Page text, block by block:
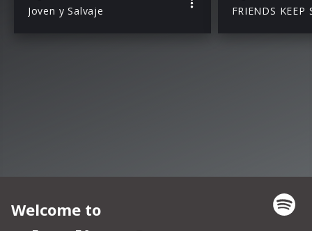
Joven y Salvaje FRIENDS KEEP